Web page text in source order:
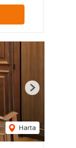
Harta
Next